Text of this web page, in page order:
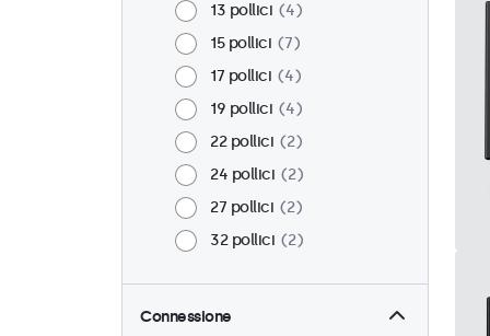
13 pollici
4
15 pollici
7
17 pollici
4
19 pollici
4
22 pollici
2
24 pollici
2
27 pollici
2
32 pollici
2
Connessione